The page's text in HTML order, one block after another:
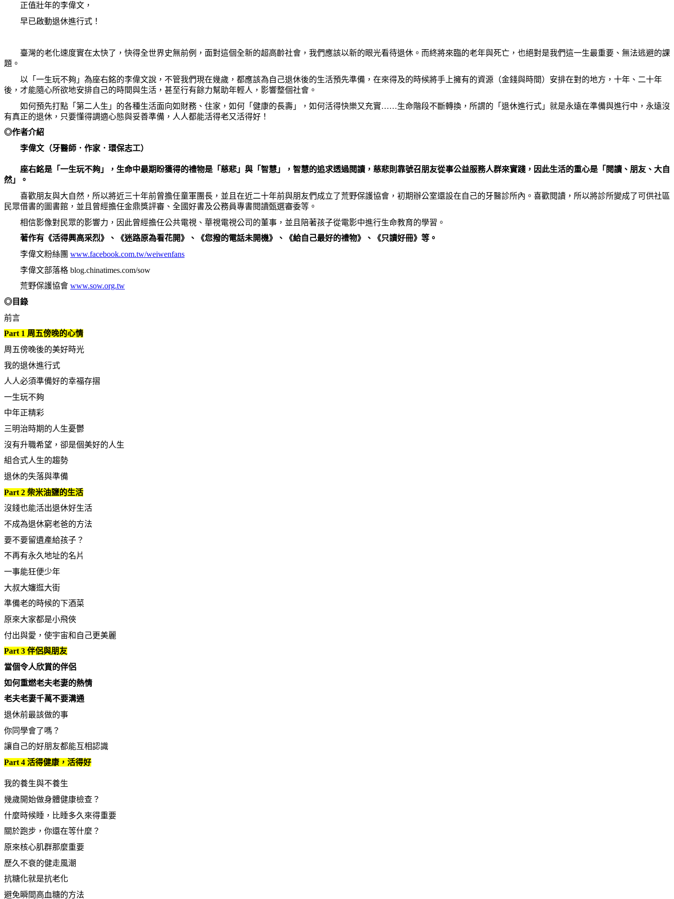
正值壯年的李偉文，
早已啟動退休進行式！
臺灣的老化速度實在太快了，快得全世界史無前例，面對這個全新的超高齡社會，我們應該以新的眼光看待退休。而終將來臨的老年與死亡，也絕對是我們這一生最重要、無法逃避的課
題。
以「一生玩不夠」為座右銘的李偉文說，不管我們現在幾歲，都應該為自己退休後的生活預先準備，在來得及的時候將手上擁有的資源（金錢與時間）安排在對的地方，十年、二十年
後，才能隨心所欲地安排自己的時間與生活，甚至行有餘力幫助年輕人，影響整個社會。
如何預先打點「第二人生」的各種生活面向如財務、住家，如何「健康的長壽」，如何活得快樂又充實……生命階段不斷轉換，所謂的「退休進行式」就是永遠在準備與進行中，永遠沒
有真正的退休，只要懂得調適心態與妥善準備，人人都能活得老又活得好！
◎作者介紹
李偉文（牙醫師．作家．環保志工）
座右銘是「一生玩不夠」，生命中最期盼獲得的禮物是「慈悲」與「智慧」，智慧的追求透過閱讀，慈悲則靠號召朋友從事公益服務人群來實踐，因此生活的重心是「閱讀、朋友、大自
然」。
喜歡朋友與大自然，所以將近三十年前曾擔任童軍團長，並且在近二十年前與朋友們成立了荒野保護協會，初期辦公室還設在自己的牙醫診所內。喜歡閱讀，所以將診所變成了可供社區
民眾借書的圖書館，並且曾經擔任金鼎獎評審、全國好書及公務員專書閱讀甄選審委等。
相信影像對民眾的影響力，因此曾經擔任公共電視、華視電視公司的董事，並且陪著孩子從電影中進行生命教育的學習。
著作有《活得興高采烈》、《迷路原為看花開》、《您撥的電話未開機》、《給自己最好的禮物》、《只讀好冊》等。
李偉文粉絲團 www.facebook.com.tw/weiwenfans
李偉文部落格 blog.chinatimes.com/sow
荒野保護協會 www.sow.org.tw
◎目錄
前言
Part 1 周五傍晚的心情
周五傍晚後的美好時光
我的退休進行式
人人必須準備好的幸福存摺
一生玩不夠
中年正精彩
三明治時期的人生憂鬱
沒有升職希望，卻是個美好的人生
組合式人生的趨勢
退休的失落與準備
Part 2 柴米油鹽的生活
沒錢也能活出退休好生活
不成為退休窮老爸的方法
要不要留遺產給孩子？
不再有永久地址的名片
一事能狂便少年
大叔大嬸逛大街
準備老的時候的下酒菜
原來大家都是小飛俠
付出與愛，使宇宙和自己更美麗
Part 3 伴侶與朋友
當個令人欣賞的伴侶
如何重燃老夫老妻的熱情
老夫老妻千萬不要溝通
退休前最該做的事
你同學會了嗎？
讓自己的好朋友都能互相認識
Part 4 活得健康，活得好
我的養生與不養生
幾歲開始做身體健康檢查？
什麼時候睡，比睡多久來得重要
關於跑步，你還在等什麼？
原來核心肌群那麼重要
歷久不衰的健走風潮
抗糖化就是抗老化
避免瞬間高血糖的方法